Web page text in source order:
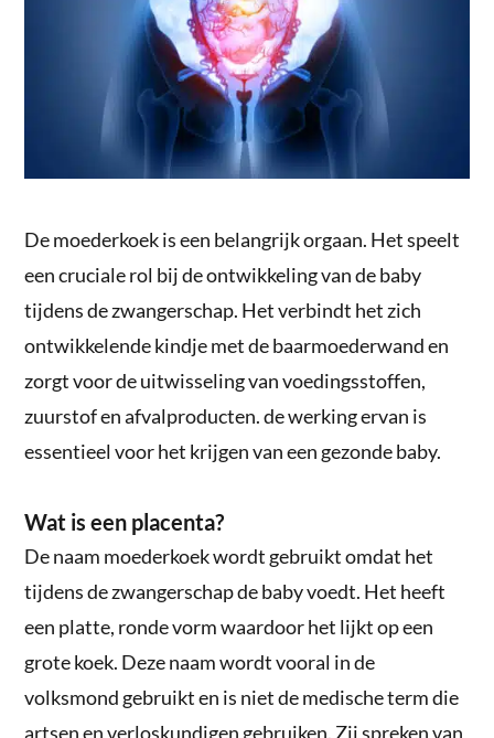
De moederkoek is een belangrijk orgaan. Het speelt
een cruciale rol bij de ontwikkeling van de baby
tijdens de zwangerschap. Het verbindt het zich
ontwikkelende kindje met de baarmoederwand en
zorgt voor de uitwisseling van voedingsstoffen,
zuurstof en afvalproducten. de werking ervan is
essentieel voor het krijgen van een gezonde baby.
Wat is een placenta?
De naam moederkoek wordt gebruikt omdat het
tijdens de zwangerschap de baby voedt. Het heeft
een platte, ronde vorm waardoor het lijkt op een
grote koek. Deze naam wordt vooral in de
volksmond gebruikt en is niet de medische term die
artsen en verloskundigen gebruiken. Zij spreken van